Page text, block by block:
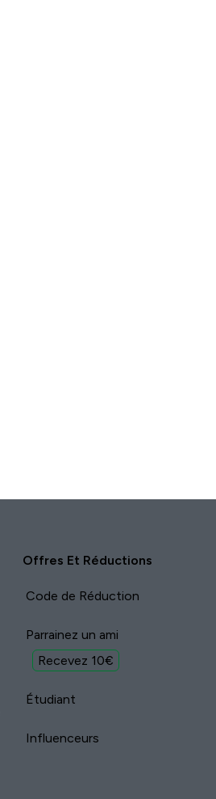
Offres Et Réductions
Code de Réduction
Parrainez un ami
Recevez 10€
Étudiant
Influenceurs